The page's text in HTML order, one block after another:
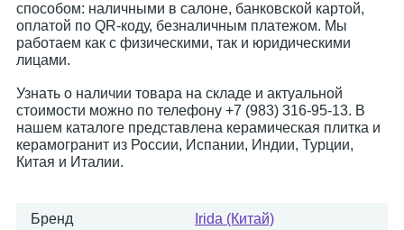
способом: наличными в салоне, банковской картой,
оплатой по QR-коду, безналичным платежом. Мы
работаем как с физическими, так и юридическими
лицами.
Узнать о наличии товара на складе и актуальной
стоимости можно по телефону +7 (983) 316-95-13. В
нашем каталоге представлена керамическая плитка и
керамогранит из России, Испании, Индии, Турции,
Китая и Италии.
Бренд Irida (Китай)